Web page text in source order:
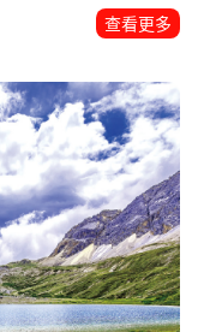
查看更多